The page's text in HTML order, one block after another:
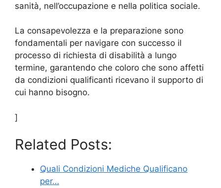
sanità, nell’occupazione e nella politica sociale.
La consapevolezza e la preparazione sono
fondamentali per navigare con successo il
processo di richiesta di disabilità a lungo
termine, garantendo che coloro che sono affetti
da condizioni qualificanti ricevano il supporto di
cui hanno bisogno.
]
Related Posts:
Quali Condizioni Mediche Qualificano
per…